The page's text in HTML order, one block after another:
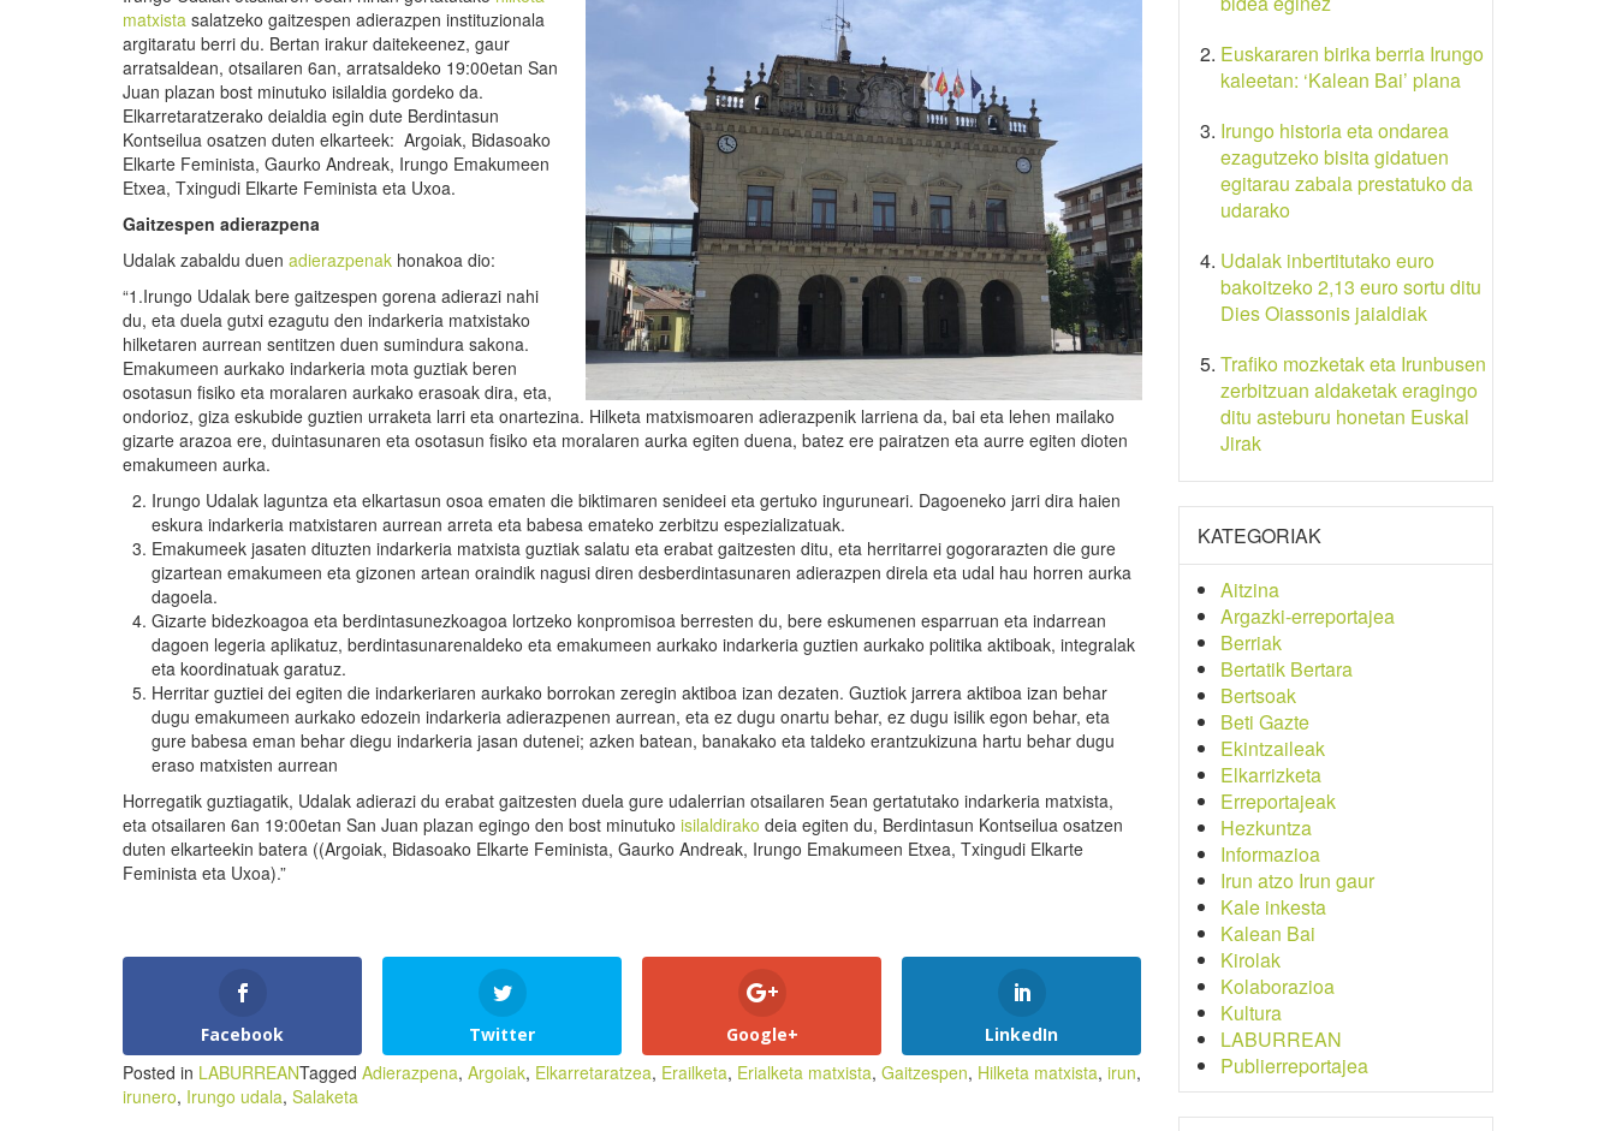
matxista salatzeko gaitzespen adierazpen instituzionala
argitaratu berri du. Bertan irakur daitekeenez, gaur
arratsaldean, otsailaren 6an, arratsaldeko 19:00etan San
Juan plazan bost minutuko isilaldia gordeko da.
Elkarretaratzerako deialdia egin dute Berdintasun
Kontseilua osatzen duten elkarteek: Argoiak, Bidasoako
Elkarte Feminista, Gaurko Andreak, Irungo Emakumeen
Etxea, Txingudi Elkarte Feminista eta Uxoa.
Gaitzespen adierazpena
Udalak zabaldu duen adierazpenak honakoa dio:
“1.Irungo Udalak bere gaitzespen gorena adierazi nahi
du, eta duela gutxi ezagutu den indarkeria matxistako
hilketaren aurrean sentitzen duen sumindura sakona.
Emakumeen aurkako indarkeria mota guztiak beren
osotasun fisiko eta moralaren aurkako erasoak dira, eta,
ondorioz, giza eskubide guztien urraketa larri eta onartezina. Hilketa matxismoaren adierazpenik larriena da, bai eta lehen mailako
gizarte arazoa ere, duintasunaren eta osotasun fisiko eta moralaren aurka egiten duena, batez ere pairatzen eta aurre egiten dioten
emakumeen aurka.
Irungo Udalak laguntza eta elkartasun osoa ematen die biktimaren senideei eta gertuko inguruneari. Dagoeneko jarri dira haien
eskura indarkeria matxistaren aurrean arreta eta babesa emateko zerbitzu espezializatuak.
Emakumeek jasaten dituzten indarkeria matxista guztiak salatu eta erabat gaitzesten ditu, eta herritarrei gogorarazten die gure
gizartean emakumeen eta gizonen artean oraindik nagusi diren desberdintasunaren adierazpen direla eta udal hau horren aurka
dagoela.
Gizarte bidezkoagoa eta berdintasunezkoagoa lortzeko konpromisoa berresten du, bere eskumenen esparruan eta indarrean
dagoen legeria aplikatuz, berdintasunarenaldeko eta emakumeen aurkako indarkeria guztien aurkako politika aktiboak, integralak
eta koordinatuak garatuz.
Herritar guztiei dei egiten die indarkeriaren aurkako borrokan zeregin aktiboa izan dezaten. Guztiok jarrera aktiboa izan behar
dugu emakumeen aurkako edozein indarkeria adierazpenen aurrean, eta ez dugu onartu behar, ez dugu isilik egon behar, eta
gure babesa eman behar diegu indarkeria jasan dutenei; azken batean, banakako eta taldeko erantzukizuna hartu behar dugu
eraso matxisten aurrean
Horregatik guztiagatik, Udalak adierazi du erabat gaitzesten duela gure udalerrian otsailaren 5ean gertatutako indarkeria matxista,
eta otsailaren 6an 19:00etan San Juan plazan egingo den bost minutuko isilaldirako deia egiten du, Berdintasun Kontseilua osatzen
duten elkarteekin batera ((Argoiak, Bidasoako Elkarte Feminista, Gaurko Andreak, Irungo Emakumeen Etxea, Txingudi Elkarte
Feminista eta Uxoa).”
Facebook Twitter Google+ LinkedIn
Posted in LABURREANTagged Adierazpena, Argoiak, Elkarretaratzea, Erailketa, Erialketa matxista, Gaitzespen, Hilketa matxista, irun,
irunero, Irungo udala, Salaketa
Euskararen birika berria Irungo
kaleetan: ‘Kalean Bai’ plana
Irungo historia eta ondarea
ezagutzeko bisita gidatuen
egitarau zabala prestatuko da
udarako
Udalak inbertitutako euro
bakoitzeko 2,13 euro sortu ditu
Dies Oiassonis jaialdiak
Trafiko mozketak eta Irunbusen
zerbitzuan aldaketak eragingo
ditu asteburu honetan Euskal
Jirak
KATEGORIAK
Aitzina
Argazki-erreportajea
Berriak
Bertatik Bertara
Bertsoak
Beti Gazte
Ekintzaileak
Elkarrizketa
Erreportajeak
Hezkuntza
Informazioa
Irun atzo Irun gaur
Kale inkesta
Kalean Bai
Kirolak
Kolaborazioa
Kultura
LABURREAN
Publierreportajea